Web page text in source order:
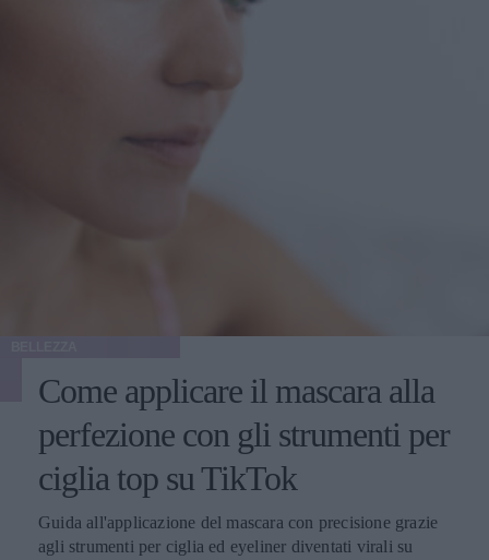
Come applicare il mascara alla
perfezione con gli strumenti per
ciglia top su TikTok
Guida all'applicazione del mascara con precisione grazie
agli strumenti per ciglia ed eyeliner diventati virali su